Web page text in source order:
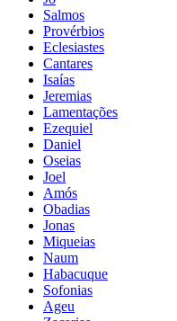
Salmos
Provérbios
Eclesiastes
Cantares
Isaías
Jeremias
Lamentações
Ezequiel
Daniel
Oseias
Joel
Amós
Obadias
Jonas
Miqueias
Naum
Habacuque
Sofonias
Ageu